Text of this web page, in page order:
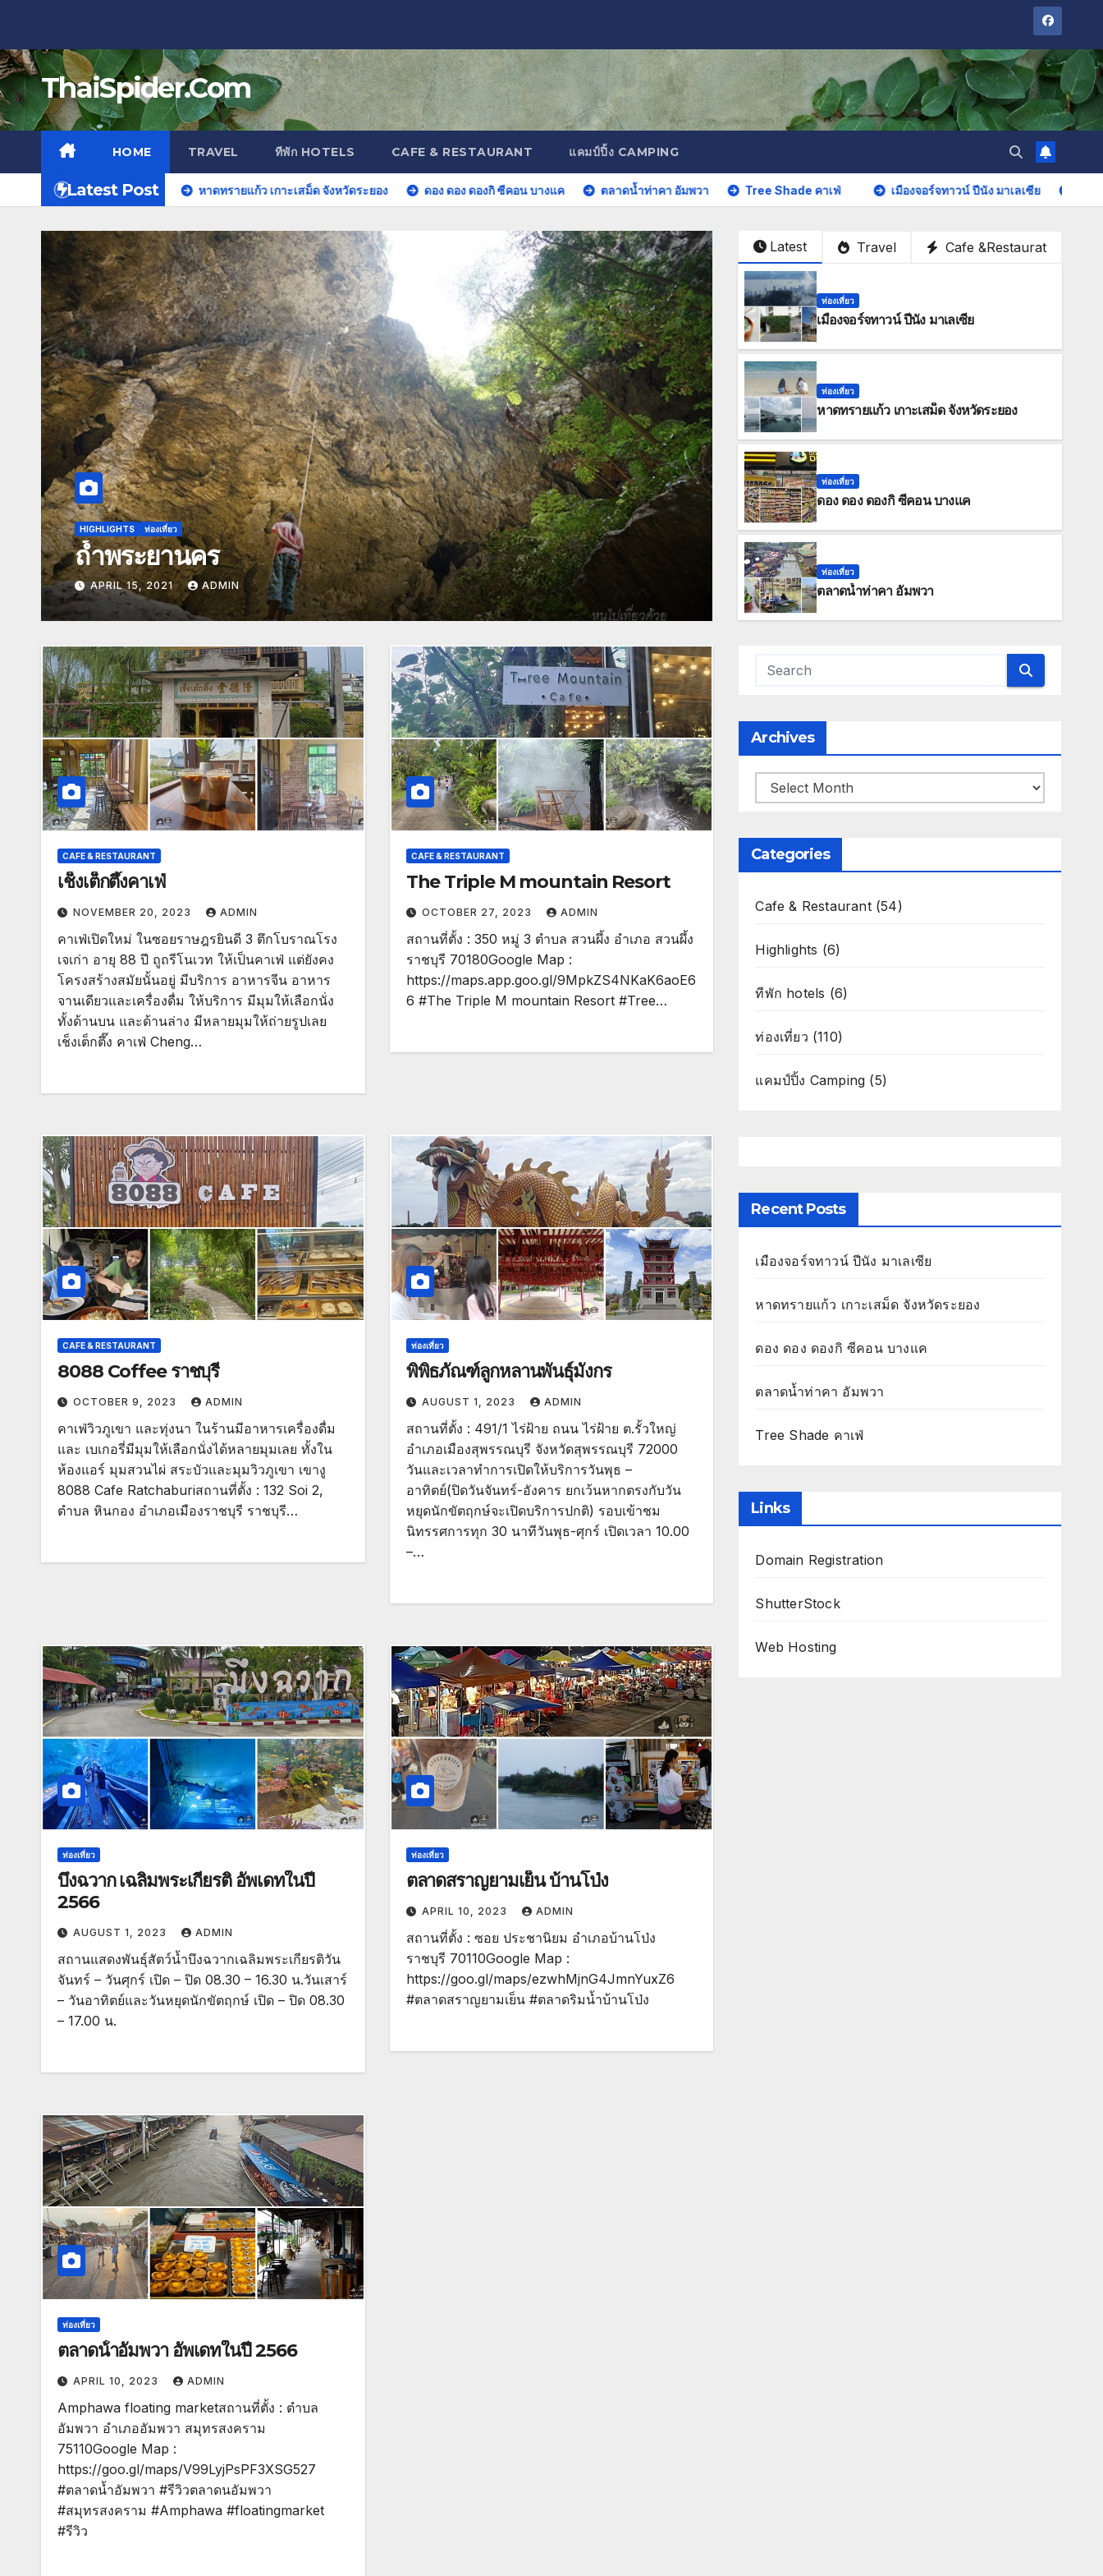
content
ThaiSpider.Com
HOME TRAVEL ทีพัก HOTELS CAFE & RESTAURANT แคมป์ปิ้ง CAMPING
Latest Post
จทาวน์ ปีนัง มาเลเซีย หาดทรายแก้ว เกาะเสม็ด จังหวัดระยอง ดอง ดอง ดองกิ ซีคอน บางแค ตลาดน้ำท่าคา อัมพวา Tree Shade คาเฟ่ เมืองจอร์จทาวน์ ปีนัง มาเลเซีย หาดทรายแก้ว
HIGHLIGHTS ท่องเที่ยว
ถ้ำพระยานคร
APRIL 15, 2021 ADMIN
CAFE & RESTAURANT HIGHLIGHTS
The Camping Field Cafe
APRIL 3, 2021 ADMIN
Latest Travel Cafe &Restaurat
ท่องเที่ยว
เมืองจอร์จทาวน์ ปีนัง มาเลเซีย
ท่องเที่ยว
หาดทรายแก้ว เกาะเสม็ด จังหวัดระยอง
ท่องเที่ยว
ดอง ดอง ดองกิ ซีคอน บางแค
ท่องเที่ยว
ตลาดน้ำท่าคา อัมพวา
CAFE & RESTAURANT
เช็งเต็กตึ๊งคาเฟ่
NOVEMBER 20, 2023 ADMIN
คาเฟ่เปิดใหม่ ในซอยราษฎรยินดี 3 ตึกโบราณโรง
เจเก่า อายุ 88 ปี ถูถรีโนเวท ให้เป็นคาเฟ่ แต่ยังคง
โครงสร้างสมัยนั้นอยู่ มีบริการ อาหารจีน อาหาร
จานเดียวและเครื่องดื่ม ให้บริการ มีมุมให้เลือกนั่ง
ทั้งด้านบน และด้านล่าง มีหลายมุมให้ถ่ายรูปเลย
เช็งเต็กตึ๊ง คาเฟ่ Cheng…
CAFE & RESTAURANT
The Triple M mountain Resort
OCTOBER 27, 2023 ADMIN
สถานที่ตั้ง : 350 หมู่ 3 ตำบล สวนผึ้ง อำเภอ สวนผึ้ง
ราชบุรี 70180Google Map :
https://maps.app.goo.gl/9MpkZS4NKaK6aoE6
6 #The Triple M mountain Resort #Tree…
CAFE & RESTAURANT
8088 Coffee ราชบุรี
OCTOBER 9, 2023 ADMIN
คาเฟ่วิวภูเขา และทุ่งนา ในร้านมีอาหารเครื่องดื่ม
และ เบเกอรี่มีมุมให้เลือกนั่งได้หลายมุมเลย ทั้งใน
ห้องแอร์ มุมสวนไผ่ สระบัวและมุมวิวภูเขา เขางู
8088 Cafe Ratchaburiสถานที่ตั้ง : 132 Soi 2,
ตำบล หินกอง อำเภอเมืองราชบุรี ราชบุรี…
ท่องเที่ยว
พิพิธภัณฑ์ลูกหลานพันธุ์มังกร
AUGUST 1, 2023 ADMIN
สถานที่ตั้ง : 491/1 ไร่ฝ้าย ถนน ไร่ฝ้าย ต.รั้วใหญ่
อำเภอเมืองสุพรรณบุรี จังหวัดสุพรรณบุรี 72000
วันและเวลาทำการเปิดให้บริการวันพุธ –
อาทิตย์(ปิดวันจันทร์-อังคาร ยกเว้นหากตรงกับวัน
หยุดนักขัตฤกษ์จะเปิดบริการปกติ) รอบเข้าชม
นิทรรศการทุก 30 นาทีวันพุธ-ศุกร์ เปิดเวลา 10.00
–…
ท่องเที่ยว
บึงฉวาก เฉลิมพระเกียรติ อัพเดทในปี
2566
AUGUST 1, 2023 ADMIN
สถานแสดงพันธุ์สัตว์น้ำบึงฉวากเฉลิมพระเกียรติวัน
จันทร์ – วันศุกร์ เปิด – ปิด 08.30 – 16.30 น.วันเสาร์
– วันอาทิตย์และวันหยุดนักขัตฤกษ์ เปิด – ปิด 08.30
– 17.00 น.
ท่องเที่ยว
ตลาดสราญยามเย็น บ้านโป่ง
APRIL 10, 2023 ADMIN
สถานที่ตั้ง : ซอย ประชานิยม อำเภอบ้านโป่ง
ราชบุรี 70110Google Map :
https://goo.gl/maps/ezwhMjnG4JmnYuxZ6
#ตลาดสราญยามเย็น #ตลาดริมน้ำบ้านโป่ง
ท่องเที่ยว
ตลาดน้ําอัมพวา อัพเดทในปี 2566
APRIL 10, 2023 ADMIN
Amphawa floating marketสถานที่ตั้ง : ตำบล
อัมพวา อำเภออัมพวา สมุทรสงคราม
75110Google Map :
https://goo.gl/maps/V99LyjPsPF3XSG527
#ตลาดน้ำอัมพวา #รีวิวตลาดนอัมพวา
#สมุทรสงคราม #Amphawa #floatingmarket
#รีวิว
Archives
Archives
Categories
Cafe & Restaurant(54)
Highlights (6)
ทีพัก hotels (6)
ท่องเที่ยว (110)
แคมป์ปิ้ง Camping (5)
Recent Posts
เมืองจอร์จทาวน์ ปีนัง มาเลเซีย
หาดทรายแก้ว เกาะเสม็ด จังหวัดระยอง
ดอง ดอง ดองกิ ซีคอน บางแค
ตลาดน้ำท่าคา อัมพวา
Tree Shade คาเฟ่
Links
Domain Registration
ShutterStock
Web Hosting